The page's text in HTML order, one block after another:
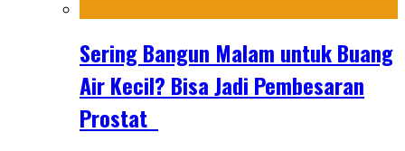
Sering Bangun Malam untuk Buang
Air Kecil? Bisa Jadi Pembesaran
Prostat